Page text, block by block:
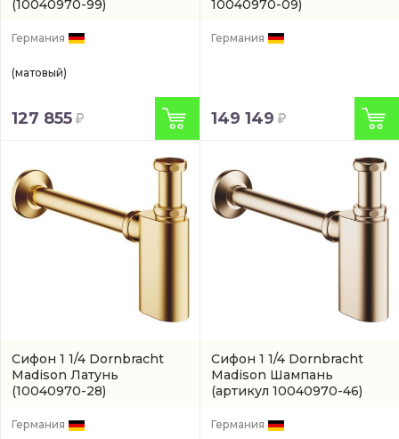
(10040970-99)
Германия
(матовый)
127 855
10040970-09)
Германия
149 149
Сифон 1 1/4 Dornbracht
Madison Латунь
(10040970-28)
Германия
Сифон 1 1/4 Dornbracht
Madison Шампань
(артикул 10040970-46)
Германия